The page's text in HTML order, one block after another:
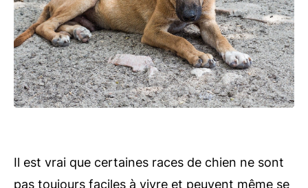
Il est vrai que certaines races de chien ne sont
pas toujours faciles à vivre et peuvent même se